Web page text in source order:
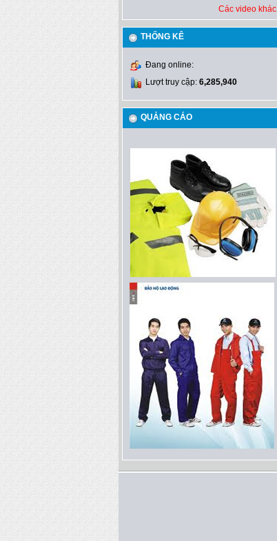
Các video khác
THỐNG KÊ
Đang online:
Lượt truy cập: 6,285,940
QUẢNG CÁO